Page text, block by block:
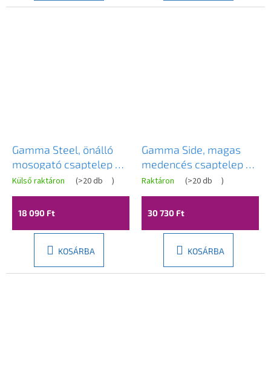
Gamma Steel, önálló
mosogató csaptelep h-
320, réz matt, GMA-
BSK2-RBG
Külső raktáron (>20 db )
18 090 Ft
KOSÁRBA
Gamma Side, magas
medencés csaptelep h-
330 vízszűrő
csatlakozással, matt
fekete, GMA-BSEF-BK
Raktáron (>20 db )
30 730 Ft
KOSÁRBA